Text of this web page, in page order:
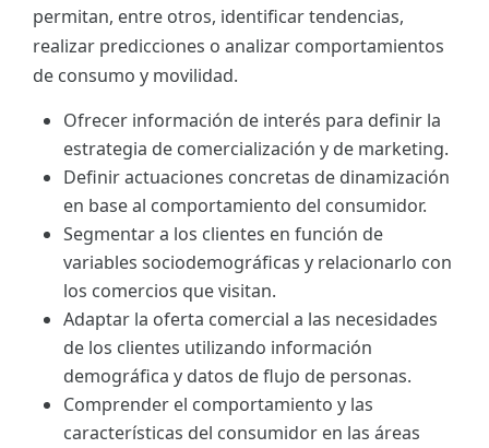
permitan, entre otros, identificar tendencias,
realizar predicciones o analizar comportamientos
de consumo y movilidad.
Ofrecer información de interés para definir la
estrategia de comercialización y de marketing.
Definir actuaciones concretas de dinamización
en base al comportamiento del consumidor.
Segmentar a los clientes en función de
variables sociodemográficas y relacionarlo con
los comercios que visitan.
Adaptar la oferta comercial a las necesidades
de los clientes utilizando información
demográfica y datos de flujo de personas.
Comprender el comportamiento y las
características del consumidor en las áreas